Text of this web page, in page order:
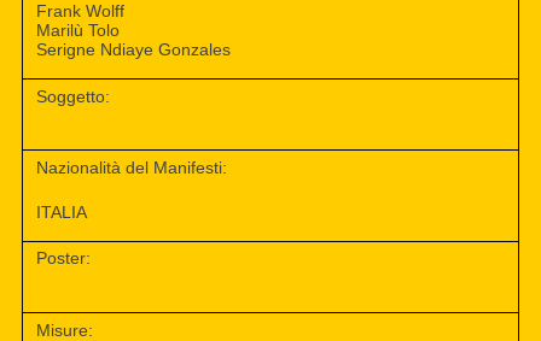
Frank Wolff
Marilù Tolo
Serigne Ndiaye Gonzales
Soggetto:
Nazionalità del Manifesti:
ITALIA
Poster:
Misure: